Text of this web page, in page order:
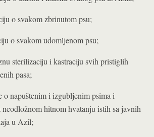
o svakom zbrinutom psu;
o svakom udomljenom psu;
sterilizaciju i kastraciju svih pristiglih
pasa;
i izgubljenim psima i
neodložnom hitnom hvatanju istih sa javnih
u Azil;